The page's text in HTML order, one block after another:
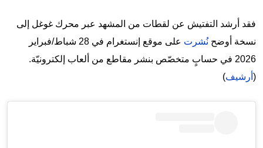
فقد أرشد التفتيش عن لقطات من المشهد عبر محرك غوغل إلى
نسخة أوضحنُشرت
على موقع إنستغرام في 28 شباط/فبراير
2026 في حسابٍ متخصّص بنشر مقاطع من ألعاب إلكترونيّة.
( أرشيف)